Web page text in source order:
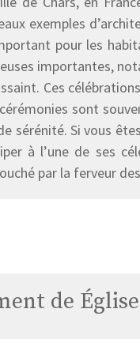
exemples
pour les
importantes,
Ces
sont
sérénité. Si vous
à l’une de ses
par la ferveur
de